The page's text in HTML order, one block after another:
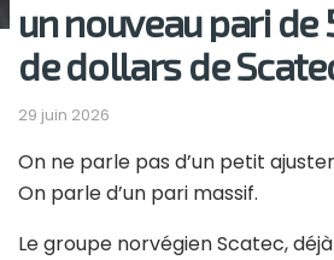
un nouveau pari
de dollars de
29 juin 2026
On ne parle pas d’un petit
On parle d’un pari massif.
Le groupe norvégien Scatec,